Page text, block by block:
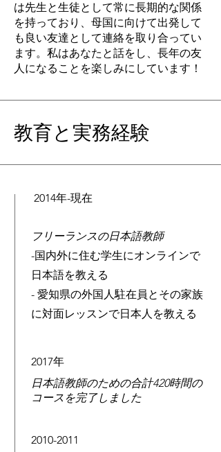
は先生と生徒として常に長期的な関係
を持っており、母国に向けて出発して
も良い友達として連絡を取り合ってい
ます。私はあなたと話をし、長年の友
人になることを楽しみにしています！
教育と実務経験
2014年-現在
フリーランスの日本語教師
-国内外に住む学生にオンラインで
日本語を教える
- 愛知県の外国人駐在員とその家族
に対面レッスンで日本人を教える
2017年
日本語教師のための合計420時間の
コースを完了しました
2010-2011